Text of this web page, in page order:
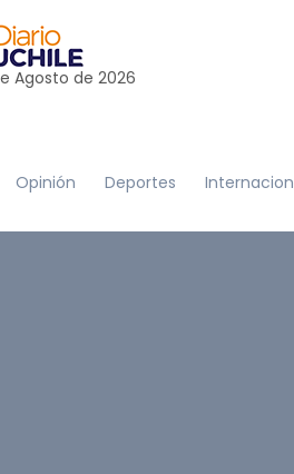
Agosto de 2026
Opinión Deportes